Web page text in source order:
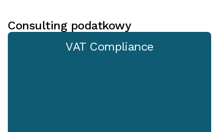
Consulting podatkowy
VAT Compliance